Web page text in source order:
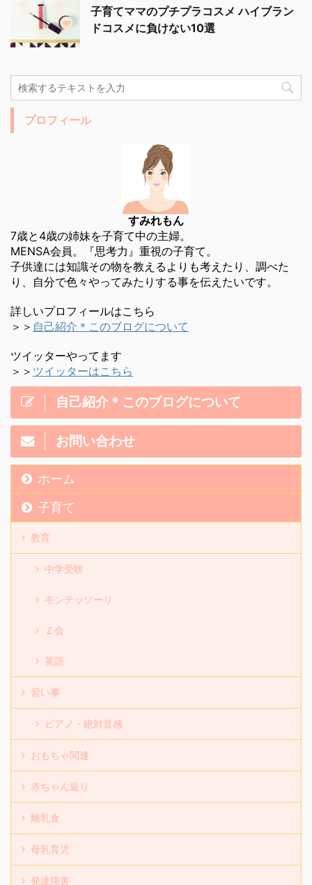
子育てママのプチプラコスメ ハイブラン
ドコスメに負けない10選
プロフィール
すみれもん
7歳と4歳の姉妹を子育て中の主婦。
MENSA会員。『思考力』重視の子育て。
子供達には知識その物を教えるよりも考えたり、調べた
り、自分で色々やってみたりする事を伝えたいです。
詳しいプロフィールはこちら
＞＞ 自己紹介＊このブログについて
ツイッターやってます
＞＞ ツイッターはこちら
自己紹介＊このブログについて
お問い合わせ
ホーム
子育て
教育
中学受験
モンテッソーリ
Ｚ会
英語
習い事
ピアノ・絶対音感
おもちゃ関連
赤ちゃん返り
離乳食
母乳育児
発達障害